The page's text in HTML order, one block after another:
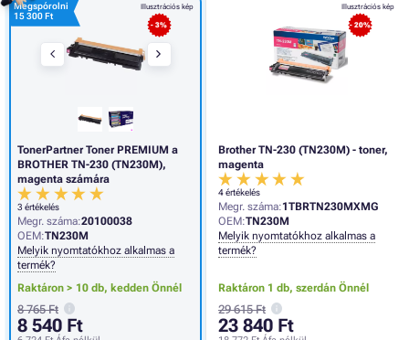
Illusztrációs kép
- 20%
Brother TN-230 (TN230M) - toner,
magenta
4 értékelés
Megr. száma:1TBRTN230MXMG
OEM:TN230M
Melyik nyomtatókhoz alkalmas a
termék?
Raktáron 1 db, szerdán Önnél
29 615 Ft
23 840 Ft
Illusztrációs kép
- 3%
Megspórolni
15 300 Ft
TonerPartner Toner PREMIUM a
BROTHER TN-230 (TN230M),
magenta számára
3 értékelés
Megr. száma:20100038
OEM:TN230M
Melyik nyomtatókhoz alkalmas a
termék?
Raktáron > 10 db, kedden Önnél
8 765 Ft
8 540 Ft